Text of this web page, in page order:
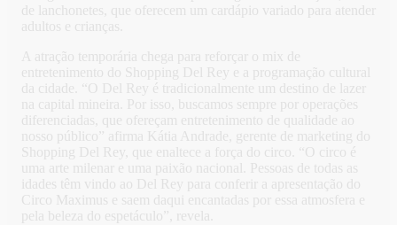
de lanchonetes, que oferecem um cardápio variado para atender
adultos e crianças.
A atração temporária chega para reforçar o mix de
entretenimento do Shopping Del Rey e a programação cultural
da cidade. “O Del Rey é tradicionalmente um destino de lazer
na capital mineira. Por isso, buscamos sempre por operações
diferenciadas, que ofereçam entretenimento de qualidade ao
nosso público” afirma Kátia Andrade, gerente de marketing do
Shopping Del Rey, que enaltece a força do circo. “O circo é
uma arte milenar e uma paixão nacional. Pessoas de todas as
idades têm vindo ao Del Rey para conferir a apresentação do
Circo Maximus e saem daqui encantadas por essa atmosfera e
pela beleza do espetáculo”, revela.